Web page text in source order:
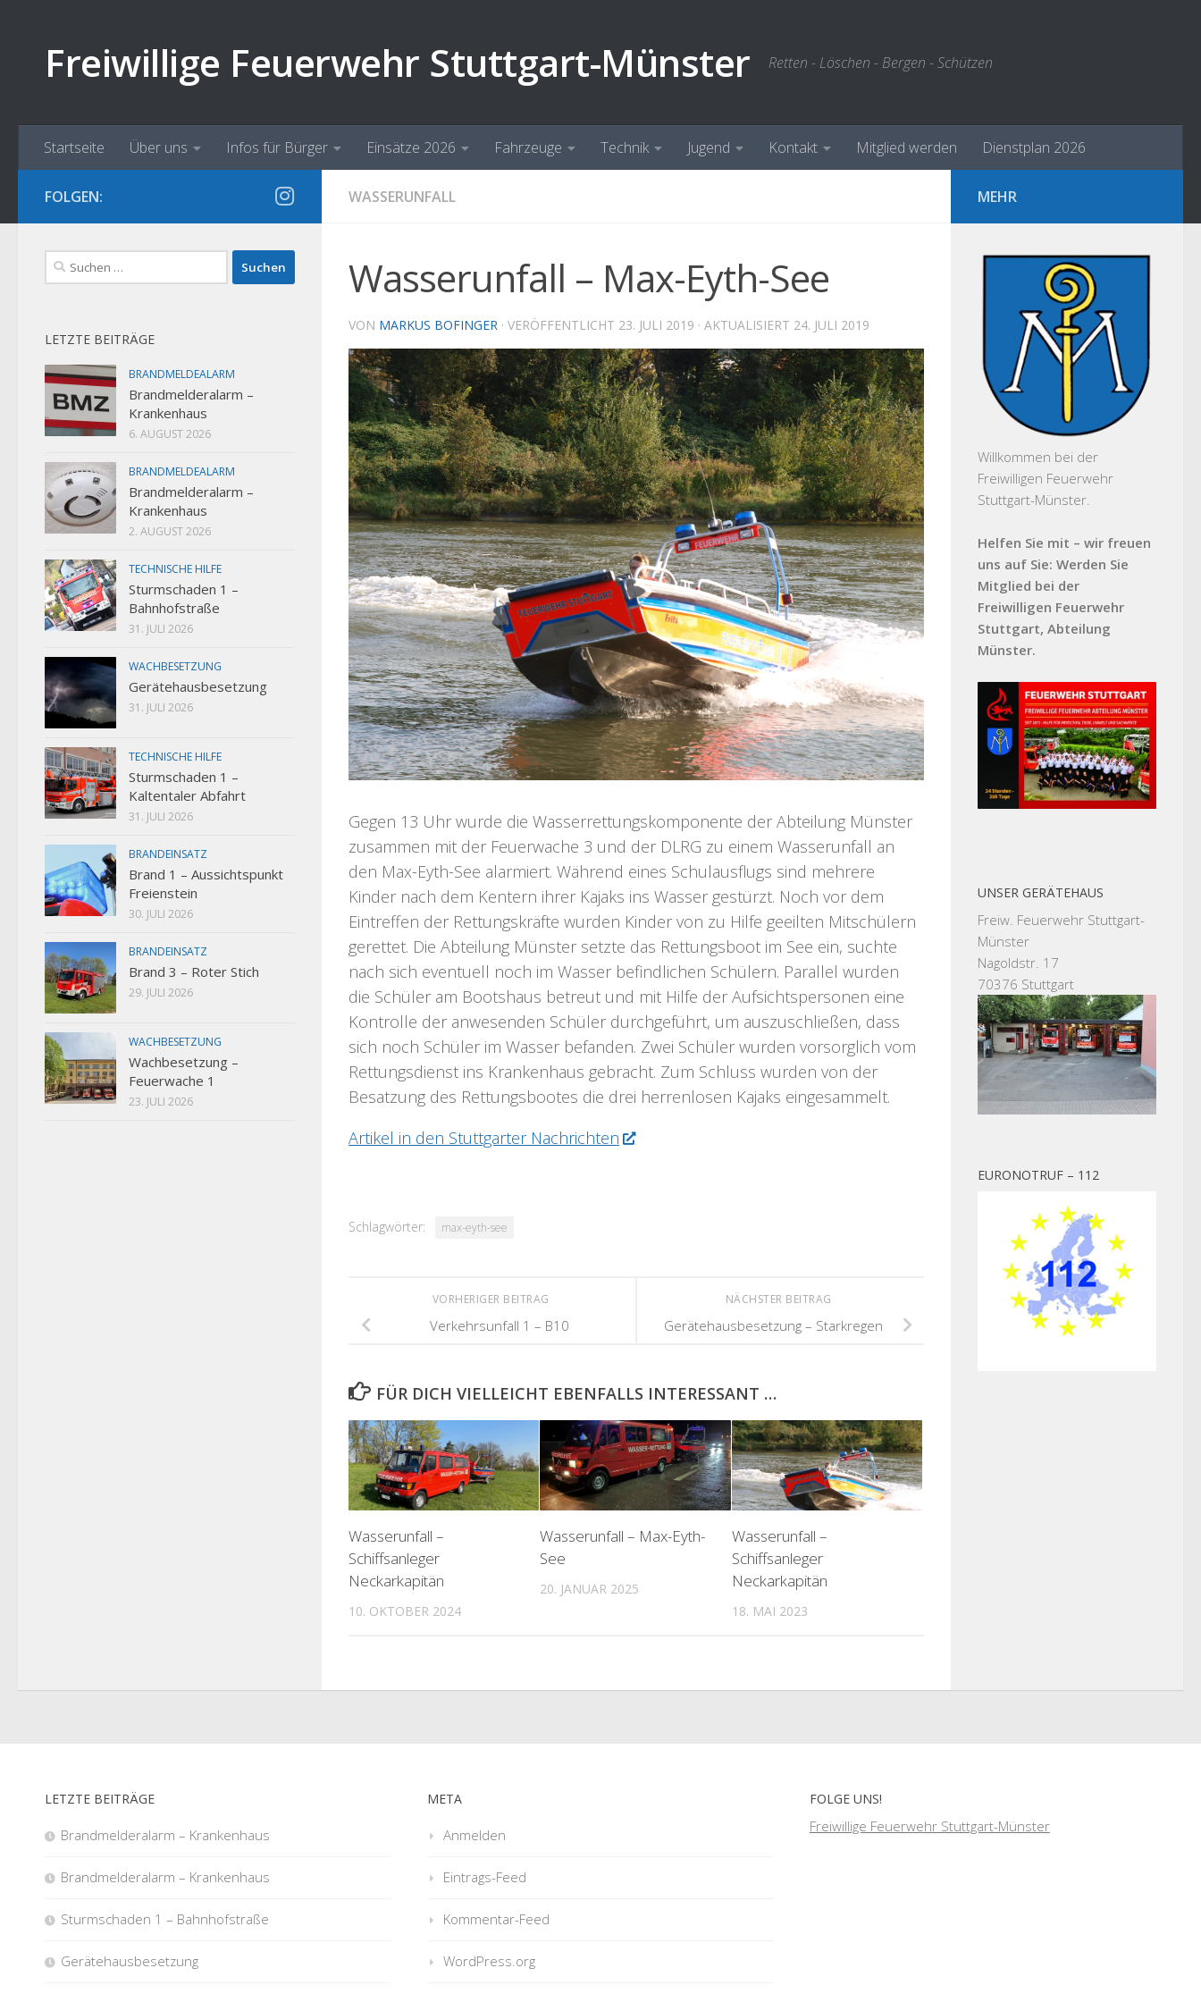
Freiwillige Feuerwehr Stuttgart-Münster Retten - Löschen - Bergen - Schützen
Startseite Über uns Infos für Bürger Einsätze 2026 Fahrzeuge Technik Jugend Kontakt Mitglied werden Dienstplan 2026
WASSERUNFALL
Wasserunfall – Max-Eyth-See
VON MARKUS BOFINGER · VERÖFFENTLICHT 23. JULI 2019 · AKTUALISIERT 24. JULI 2019
Gegen 13 Uhr wurde die Wasserrettungskomponente der Abteilung Münster
zusammen mit der Feuerwache 3 und der DLRG zu einem Wasserunfall an
den Max-Eyth-See alarmiert. Während eines Schulausflugs sind mehrere
Kinder nach dem Kentern ihrer Kajaks ins Wasser gestürzt. Noch vor dem
Eintreffen der Rettungskräfte wurden Kinder von zu Hilfe geeilten Mitschülern
gerettet. Die Abteilung Münster setzte das Rettungsboot im See ein, suchte
nach sich eventuell noch im Wasser befindlichen Schülern. Parallel wurden
die Schüler am Bootshaus betreut und mit Hilfe der Aufsichtspersonen eine
Kontrolle der anwesenden Schüler durchgeführt, um auszuschließen, dass
sich noch Schüler im Wasser befanden. Zwei Schüler wurden vorsorglich vom
Rettungsdienst ins Krankenhaus gebracht. Zum Schluss wurden von der
Besatzung des Rettungsbootes die drei herrenlosen Kajaks eingesammelt.
Artikel in den Stuttgarter Nachrichten
Schlagwörter: max-eyth-see
NÄCHSTER BEITRAG
Gerätehausbesetzung – Starkregen
VORHERIGER BEITRAG
Verkehrsunfall 1 – B10
FÜR DICH VIELLEICHT EBENFALLS INTERESSANT …
Wasserunfall –
Schiffsanleger
Neckarkapitän
10. OKTOBER 2024
Wasserunfall – Max-Eyth-
See
20. JANUAR 2025
Wasserunfall –
Schiffsanleger
Neckarkapitän
18. MAI 2023
FOLGEN:
Suchen
nach:
LETZTE BEITRÄGE
BRANDMELDEALARM
Brandmelderalarm –
Krankenhaus
6. AUGUST 2026
BRANDMELDEALARM
Brandmelderalarm –
Krankenhaus
2. AUGUST 2026
TECHNISCHE HILFE
Sturmschaden 1 –
Bahnhofstraße
31. JULI 2026
WACHBESETZUNG
Gerätehausbesetzung
31. JULI 2026
TECHNISCHE HILFE
Sturmschaden 1 –
Kaltentaler Abfahrt
31. JULI 2026
BRANDEINSATZ
Brand 1 – Aussichtspunkt
Freienstein
30. JULI 2026
BRANDEINSATZ
Brand 3 – Roter Stich
29. JULI 2026
WACHBESETZUNG
Wachbesetzung –
Feuerwache 1
23. JULI 2026
MEHR
Willkommen bei der
Freiwilligen Feuerwehr
Stuttgart-Münster.
Helfen Sie mit – wir freuen
uns auf Sie: Werden Sie
Mitglied bei der
Freiwilligen Feuerwehr
Stuttgart, Abteilung
Münster.
UNSER GERÄTEHAUS
Freiw. Feuerwehr Stuttgart-
Münster
Nagoldstr. 17
70376 Stuttgart
EURONOTRUF – 112
LETZTE BEITRÄGE
Brandmelderalarm – Krankenhaus
Brandmelderalarm – Krankenhaus
Sturmschaden 1 – Bahnhofstraße
Gerätehausbesetzung
META
Anmelden
Eintrags-Feed
Kommentar-Feed
WordPress.org
FOLGE UNS!
Freiwillige Feuerwehr Stuttgart-Münster